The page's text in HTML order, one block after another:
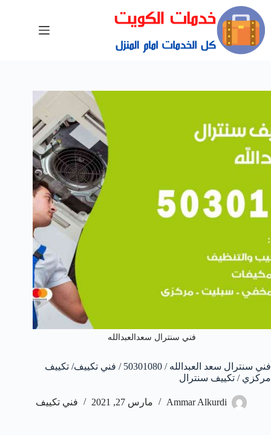
فني سنترال سعدالعبدالله
فني سنترال سعد العبدالله / 50301080 / فني تكييف/ تكييف
مركزي / تكييف سنترال
Ammar Alkurdi مارس 27, 2021 فني تكييف